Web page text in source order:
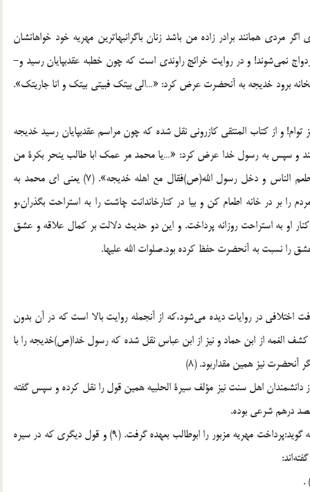
همانند برادر زاده من باشد زنان باگرانبهاترين مهريه خود خواهانشان
نمى‌شوند! و در روايت‌ خرائج راوندى است كه چون خطبه عقدبپايان رسيد و-
برود خديجه به ‌آنحضرت عرض كرد: «…الى بيتك فبيتى بيتك و انا جاريتك‌».
و از كتاب المنتقى كازرونى نقل شده كه چون مراسم عقدبپايان رسيد خديجه
و سپس به رسول خدا عرض كرد: «…يا محمد مر عمك ابا طالب ينحر بكرة من
بكراتك‌و اطعم الناس على الباب و هلم فقل (6) مع اهلك،فاطعم الناس و دخل رسول الله(ص)فقال مع اهله خديجه‌». (7) يعنى اى محمد به
را بر در خانه اطعام كن و بيا در كنارخاندانت چاشت را به استراحت ‌بگذران،و
او به ‌استراحت روزانه پرداخت. و اين دو حديث دلالت ‌بر كمال علاقه و عشق
را نسبت ‌به آنحضرت حفظ كرده بود.صلوات الله عليها.
اختلافى در روايات ديده مى‌شود،كه از آنجمله روايت ‌بالا است كه در آن بدون
الغمه از ابن حماد و نيز از ابن عباس نقل شده كه رسول خدا(ص)خديجه را با
آنحضرت نيز همين مقداربود. (8)
دانشمندان اهل سنت نيز مؤلف سيرة الحلبيه همين قول را نقل‌ كرده و سپس گفته
درهم شرعى بوده.
و تفاوت ديگرى كه در نقل سيره حلبيه ديده مى‌شود آن‌است كه گويد:پرداخت مهريه مزبور را ابوطالب بعهده ‌گرفت. (9) و قول ديگرى كه در سيره